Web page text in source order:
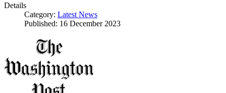
Details
Category: Latest News
Published: 16 December 2023